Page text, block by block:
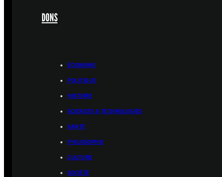
DONS
ÉCONOMIE
POLITIQUE
HISTOIRE
SCIENCES & TECHNOLOGIES
SANTÉ
PHILOSOPHIE
CULTURE
SOCIÉTÉ